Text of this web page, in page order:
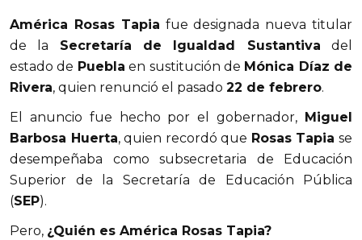
América Rosas Tapia fue designada nueva titular
de la Secretaría de Igualdad Sustantiva del
estado de Puebla en sustitución de Mónica Díaz de
Rivera, quien renunció el pasado 22 de febrero.
El anuncio fue hecho por el gobernador,
Miguel
Barbosa Huerta, quien recordó que Rosas Tapia se
desempeñaba como subsecretaria de Educación
Superior de la Secretaría de Educación Pública
(SEP).
Pero, ¿Quién es América Rosas Tapia?